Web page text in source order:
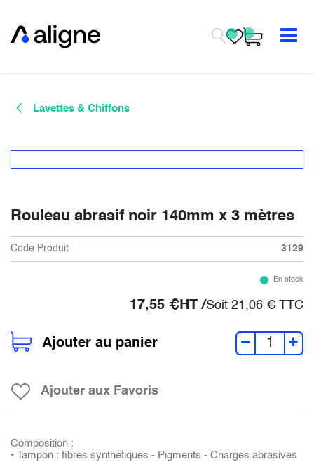
Lavettes & Chiffons
Rouleau abrasif noir 140mm x 3 mètres
Code Produit 3129
En stock
17,55 €HT /Soit 21,06 € TTC
Ajouter au panier
Ajouter aux Favoris
Composition :
• Tampon : fibres synthétiques - Pigments - Charges abrasives